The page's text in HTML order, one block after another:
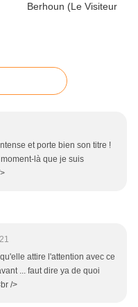
et porte bien son titre !
là que je suis
attire l'attention avec ce
... faut dire ya de quoi
/>